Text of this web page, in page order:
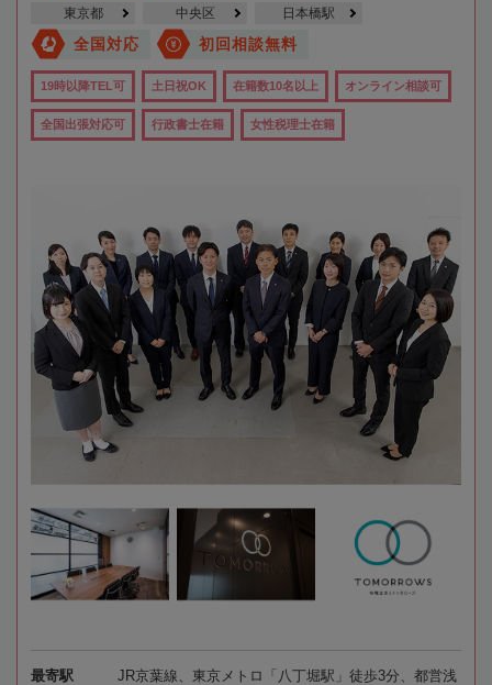
東京都 中央区 日本橋駅
全国対応 初回相談無料
19時以降TEL可 土日祝OK 在籍数10名以上 オンライン相談可
全国出張対応可 行政書士在籍 女性税理士在籍
最寄駅
JR京葉線、東京メトロ「八丁堀駅」徒歩3分、都営浅